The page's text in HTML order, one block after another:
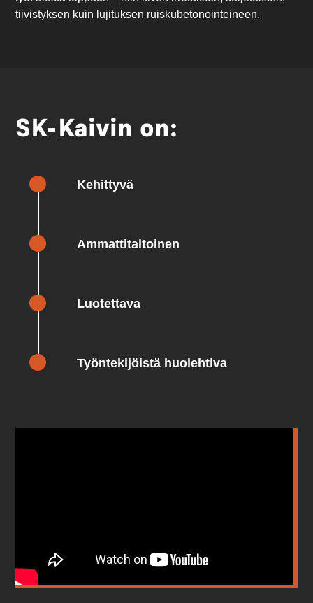
tiivistyksen kuin lujituksen ruiskubetonointeineen.
SK-Kaivin on:
Kehittyvä
Ammattitaitoinen
Luotettava
Työntekijöistä huolehtiva